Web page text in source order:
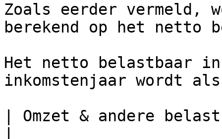
Zoals eerder vermeld,
berekend op het netto
Het netto belastbaar
inkomstenjaar wordt
| Omzet & andere